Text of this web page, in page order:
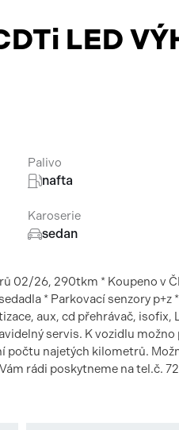
LED
Palivo
nafta
Karoserie
sedan
02/26, 290tkm * Koupeno v
* Parkovací senzory
aux, cd přehrávač, isofix,
servis. K vozidlu
počtu najetých kilometrů.
rádi poskytneme na tel.č.